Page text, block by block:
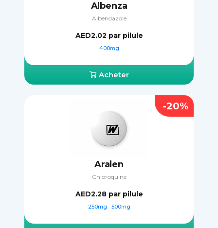
Albenza
Albendazole
AED2.02 par pilule
400mg
Acheter
Aralen
Chloroquine
AED2.28 par pilule
250mg 500mg
-20%